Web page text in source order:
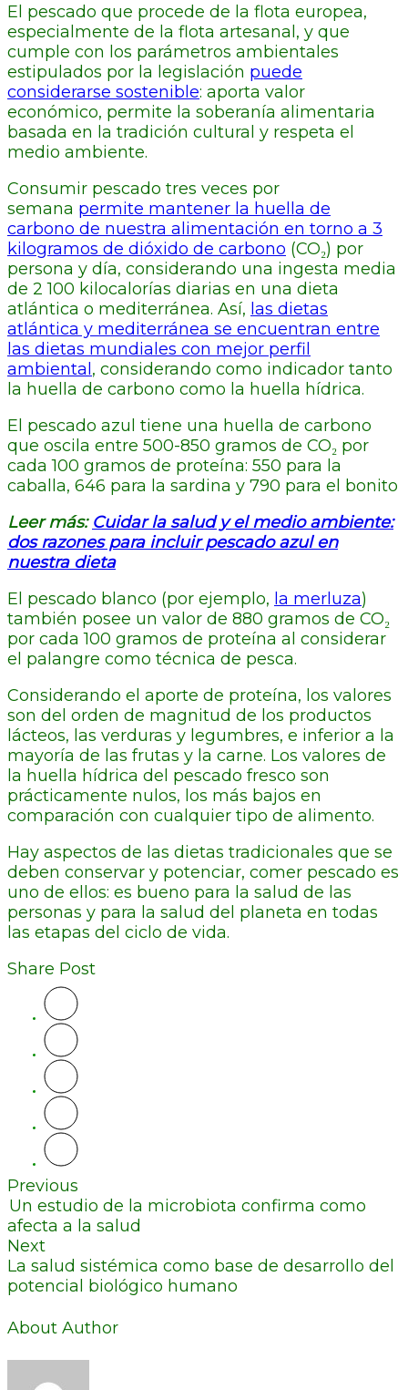
El pescado que procede de la flota europea,
especialmente de la flota artesanal, y que
cumple con los parámetros ambientales
estipulados por la legislación puede
considerarse sostenible: aporta valor
económico, permite la soberanía alimentaria
basada en la tradición cultural y respeta el
medio ambiente.
Consumir pescado tres veces por
semana permite mantener la huella de
carbono de nuestra alimentación en torno a 3
kilogramos de dióxido de carbono (CO₂) por
persona y día, considerando una ingesta media
de 2 100 kilocalorías diarias en una dieta
atlántica o mediterránea. Así, las dietas
atlántica y mediterránea se encuentran entre
las dietas mundiales con mejor perfil
ambiental , considerando como indicador tanto
la huella de carbono como la huella hídrica.
El pescado azul tiene una huella de carbono
que oscila entre 500-850 gramos de CO₂ por
cada 100 gramos de proteína: 550 para la
caballa, 646 para la sardina y 790 para el bonito
Leer más: Cuidar la salud y el medio ambiente:
dos razones para incluir pescado azul en
nuestra dieta
El pescado blanco (por ejemplo, la merluza)
también posee un valor de 880 gramos de CO₂
por cada 100 gramos de proteína al considerar
el palangre como técnica de pesca.
Considerando el aporte de proteína, los valores
son del orden de magnitud de los productos
lácteos, las verduras y legumbres, e inferior a la
mayoría de las frutas y la carne. Los valores de
la huella hídrica del pescado fresco son
prácticamente nulos, los más bajos en
comparación con cualquier tipo de alimento.
Hay aspectos de las dietas tradicionales que se
deben conservar y potenciar, comer pescado es
uno de ellos: es bueno para la salud de las
personas y para la salud del planeta en todas
las etapas del ciclo de vida.
Share Post
Previous
Un estudio de la microbiota confirma como
afecta a la salud
Next
La salud sistémica como base de desarrollo del
potencial biológico humano
About Author